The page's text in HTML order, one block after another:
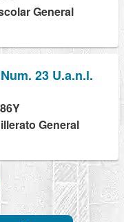
General
23 U.a.n.l.
General